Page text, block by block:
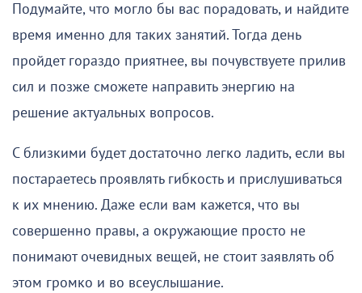
Подумайте, что могло бы вас порадовать, и найдите
время именно для таких занятий. Тогда день
пройдет гораздо приятнее, вы почувствуете прилив
сил и позже сможете направить энергию на
решение актуальных вопросов.
С близкими будет достаточно легко ладить, если вы
постараетесь проявлять гибкость и прислушиваться
к их мнению. Даже если вам кажется, что вы
совершенно правы, а окружающие просто не
понимают очевидных вещей, не стоит заявлять об
этом громко и во всеуслышание.